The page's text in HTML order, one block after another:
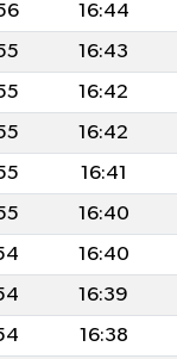
16:44
16:43
16:42
16:42
16:41
16:40
16:40
16:39
16:38